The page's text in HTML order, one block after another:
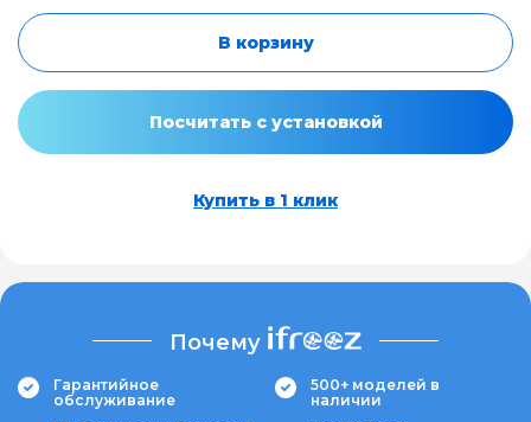
В корзину
Посчитать с установкой
Купить в 1 клик
Почему
Гарантийное
обслуживание
500+ моделей в
наличии